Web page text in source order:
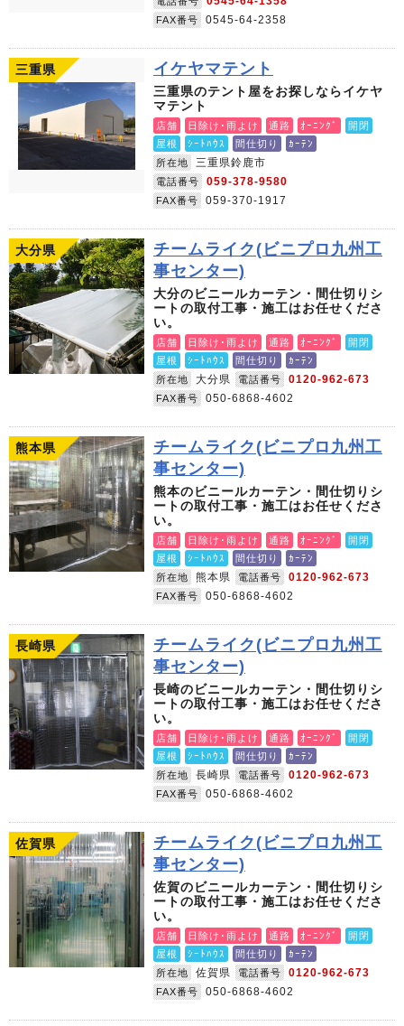
FAX番号 0545-64-2358
三重県 イケヤマテント
三重県のテント屋をお探しならイケヤ
マテント
店舗 日除け･雨よけ 通路 ｵｰﾆﾝｸﾞ
開閉
屋根
ｼｰﾄﾊｳｽ 間仕切り
ｶｰﾃﾝ
所在地
三重県鈴鹿市
電話番号 059-378-9580
FAX番号 059-370-1917
大分県
チームライク(ビニプロ九州工
事センター)
大分のビニールカーテン・間仕切りシ
ートの取付工事・施工はお任せくださ
い。
店舗 日除け･雨よけ 通路 ｵｰﾆﾝｸﾞ
開閉
屋根
ｼｰﾄﾊｳｽ 間仕切り
ｶｰﾃﾝ
所在地
大分県 電話番号 0120-962-673
FAX番号 050-6868-4602
熊本県
チームライク(ビニプロ九州工
事センター)
熊本のビニールカーテン・間仕切りシ
ートの取付工事・施工はお任せくださ
い。
店舗 日除け･雨よけ 通路 ｵｰﾆﾝｸﾞ
開閉
屋根
ｼｰﾄﾊｳｽ 間仕切り
ｶｰﾃﾝ
所在地
熊本県 電話番号 0120-962-673
FAX番号 050-6868-4602
長崎県
チームライク(ビニプロ九州工
事センター)
長崎のビニールカーテン・間仕切りシ
ートの取付工事・施工はお任せくださ
い。
店舗 日除け･雨よけ 通路 ｵｰﾆﾝｸﾞ
開閉
屋根
ｼｰﾄﾊｳｽ 間仕切り
ｶｰﾃﾝ
所在地
長崎県 電話番号 0120-962-673
FAX番号 050-6868-4602
佐賀県
チームライク(ビニプロ九州工
事センター)
佐賀のビニールカーテン・間仕切りシ
ートの取付工事・施工はお任せくださ
い。
店舗 日除け･雨よけ 通路 ｵｰﾆﾝｸﾞ
開閉
屋根
ｼｰﾄﾊｳｽ 間仕切り
ｶｰﾃﾝ
所在地
佐賀県 電話番号 0120-962-673
FAX番号 050-6868-4602